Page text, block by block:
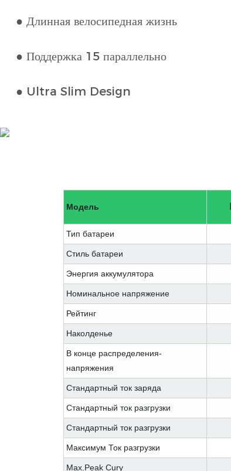
● Длинная велосипедная жизнь
● Поддержка 15 параллельно
● Ultra Slim Design
Модель
Тип батареи
Стиль батареи
Энергия аккумулятора
Номинальное напряжение
Рейтинг
Наколденье
В конце распределения-
напряжения
Стандартный ток заряда
Стандартный ток разгрузки
Стандартный ток разгрузки
Максимум Ток разгрузки
Max.Peak Cury